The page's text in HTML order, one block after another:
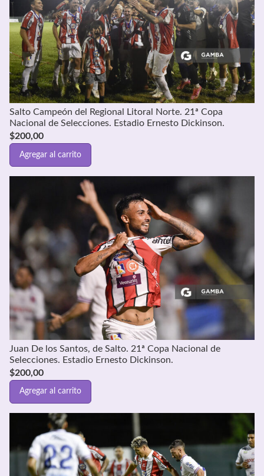
Salto Campeón del Regional Litoral Norte. 21ª Copa
Nacional de Selecciones. Estadio Ernesto Dickinson.
$200,00
Agregar al carrito
Juan De los Santos, de Salto. 21ª Copa Nacional de
Selecciones. Estadio Ernesto Dickinson.
$200,00
Agregar al carrito